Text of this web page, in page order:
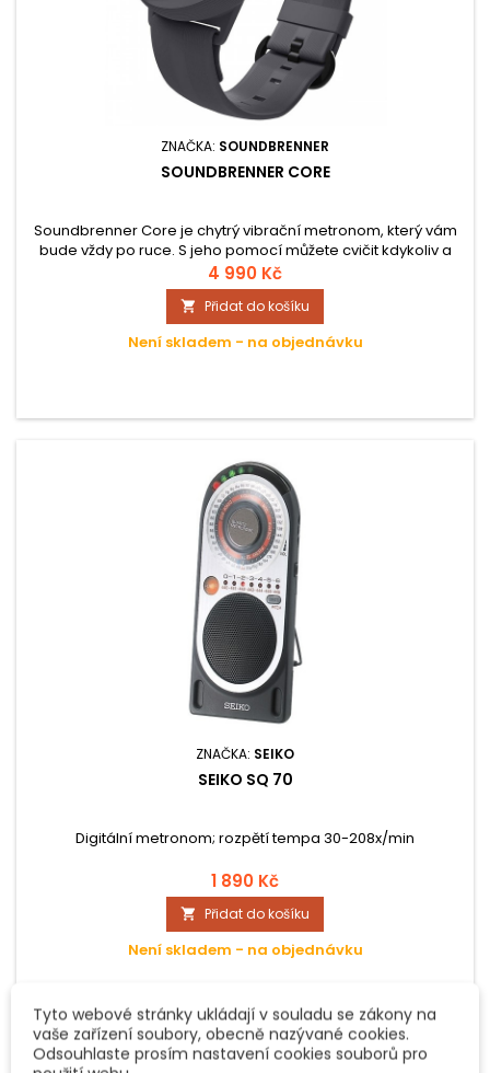
ZNAČKA: SOUNDBRENNER
SOUNDBRENNER CORE
Soundbrenner Core je chytrý vibrační metronom, který vám
bude vždy po ruce. S jeho pomocí můžete cvičit kdykoliv a
kdekoliv, a je už jen na vás a charakteru nástroje, na který
hrajete, zda ho připevníte k zápěstí jako hodinky, nebo na
jinou část těla (rameno, nohu). Pro tyto účely jsou v balení
dvě pásky s různou délkou.
4 990 Kč
 Přidat do košíku
Není skladem - na objednávku
ZNAČKA: SEIKO
SEIKO SQ 70
Digitální metronom; rozpětí tempa 30-208x/min
1 890 Kč
 Přidat do košíku
Není skladem - na objednávku
Tyto webové stránky ukládají v souladu se zákony na
vaše zařízení soubory, obecně nazývané cookies.
Odsouhlaste prosím nastavení cookies souborů pro